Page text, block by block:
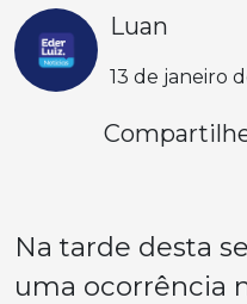
Luan
13 de janeiro
Na tarde desta
uma ocorrência